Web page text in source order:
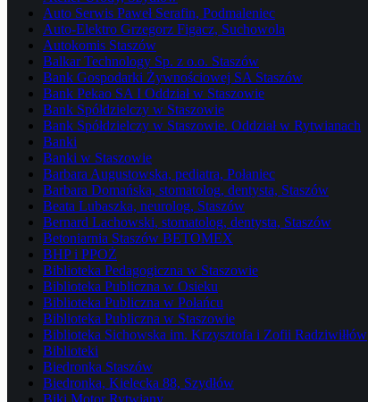
Auto Serwis Paweł Serafin, Podmaleniec
Auto-Elektro Grzegorz Figacz, Suchowola
Autokomis Staszów
Balkar Technology Sp. z o.o. Staszów
Bank Gospodarki Żywnościowej SA Staszów
Bank Pekao SA I Oddział w Staszowie
Bank Spółdzielczy w Staszowie
Bank Spółdzielczy w Staszowie. Oddział w Rytwianach
Banki
Banki w Staszowie
Barbara Augustowska, pediatra, Połaniec
Barbara Domańska, stomatolog, dentysta, Staszów
Beata Lubaszka, neurolog, Staszów
Bernard Lachowski, stomatolog, dentysta, Staszów
Betoniarnia Staszów BETOMEX
BHP i PPOŻ
Biblioteka Pedagogiczna w Staszowie
Biblioteka Publiczna w Osieku
Biblioteka Publiczna w Połańcu
Biblioteka Publiczna w Staszowie
Biblioteka Sichowska im. Krzysztofa i Zofii Radziwiłłów
Biblioteki
Biedronka Staszów
Biedronka, Kielecka 88, Szydłów
Biki Motor Rytwiany